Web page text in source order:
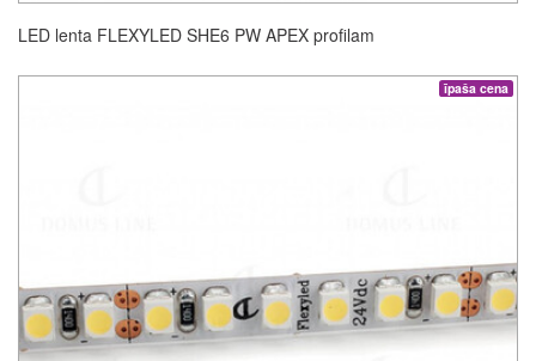
LED lenta FLEXYLED SHE6 PW APEX profilam
īpaša cena